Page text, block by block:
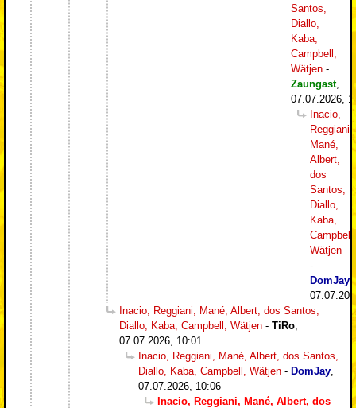
Santos,
Diallo,
Kaba,
Campbell,
Wätjen -
Zaungast,
07.07.2026,
Inacio,
Reggiani,
Mané,
Albert,
dos
Santos,
Diallo,
Kaba,
Campbell,
Wätjen
-
DomJay ,
Inacio, Reggiani, Mané, Albert, dos Santos,
Diallo, Kaba, Campbell, Wätjen - TiRo
07.07.2026, 10:01
Inacio, Reggiani, Mané, Albert, dos Santos,
Diallo, Kaba, Campbell, Wätjen - DomJay
07.07.2026, 10:06
Inacio, Reggiani, Mané, Albert, dos